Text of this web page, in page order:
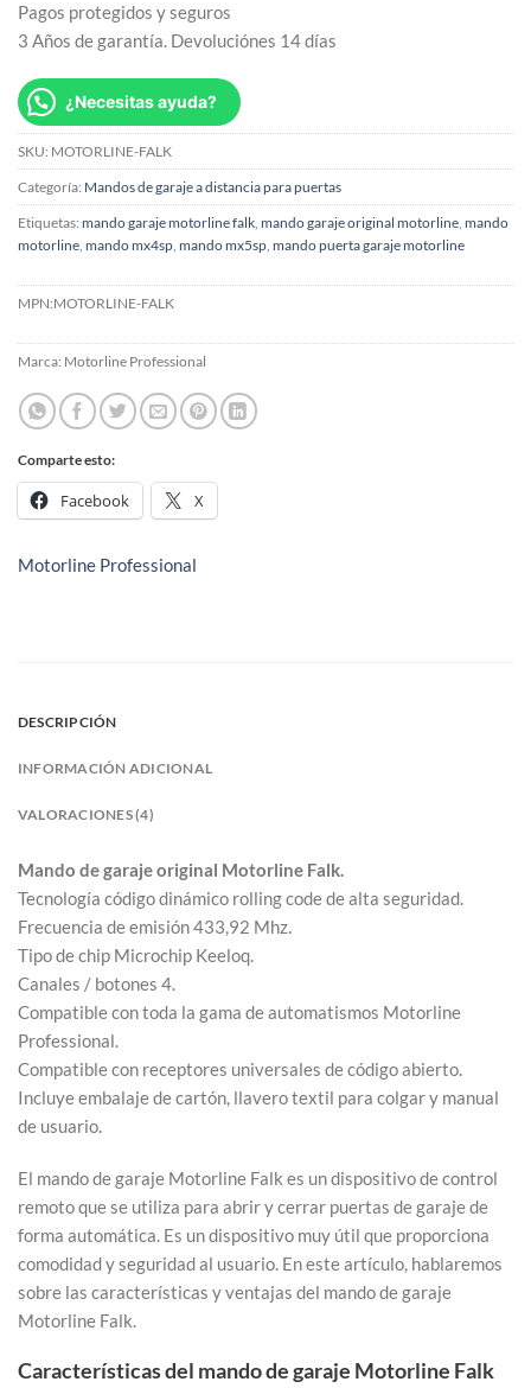
Pagos protegidos y seguros
3 Años de garantía. Devoluciónes 14 días
¿Necesitas ayuda?
SKU: MOTORLINE-FALK
Categoría: Mandos de garaje a distancia para puertas
Etiquetas: mando garaje motorline falk mando garaje original motorline mando
motorline mando mx4sp mando mx5sp mando puerta garaje motorline
MPN:MOTORLINE-FALK
Marca: Motorline Professional
Comparte esto:
Facebook X
Motorline Professional
DESCRIPCIÓN
INFORMACIÓN ADICIONAL
VALORACIONES (4)
Mando de garaje original Motorline Falk.
Tecnología código dinámico rolling code de alta seguridad.
Frecuencia de emisión 433,92 Mhz.
Tipo de chip Microchip Keeloq.
Canales / botones 4.
Compatible con toda la gama de automatismos Motorline
Professional.
Compatible con receptores universales de código abierto.
Incluye embalaje de cartón, llavero textil para colgar y manual
de usuario.
El mando de garaje Motorline Falk es un dispositivo de control
remoto que se utiliza para abrir y cerrar puertas de garaje de
forma automática. Es un dispositivo muy útil que proporciona
comodidad y seguridad al usuario. En este artículo, hablaremos
sobre las características y ventajas del mando de garaje
Motorline Falk.
Características del mando de garaje Motorline Falk